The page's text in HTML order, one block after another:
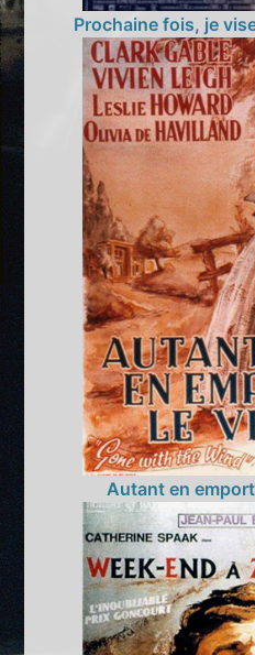
Prochaine fois, je
Autant en